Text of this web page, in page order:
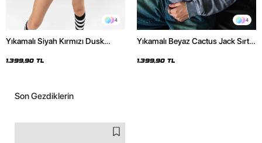
4
Yıkamalı Siyah Kırmızı Dusk
1.399,90 TL
4
Yıkamalı Beyaz Cactus Jack Sırt
1.399,90 TL
Son Gezdiklerin